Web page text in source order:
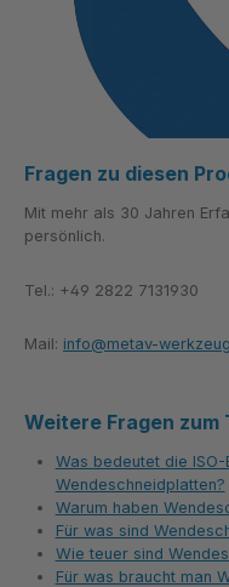
Fragen zu diesen
Mit mehr als 30 Jahren
persönlich.
Tel.: +49 2822 7131930
Mail: info@metav-
Weitere Fragen zum
Was bedeutet die
Wendeschneidplatten?
Warum haben
Für was sind
Wie teuer sind
Für was braucht man